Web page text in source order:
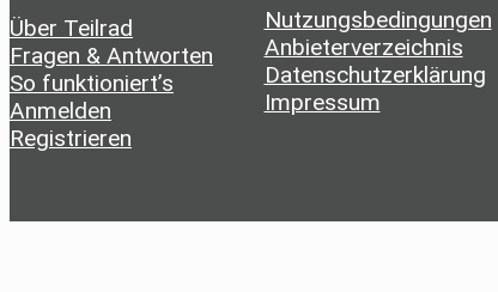
Über Teilrad
Fragen & Antworten
So funktioniert’s
Anmelden
Registrieren
Nutzungsbedingungen
Anbieterverzeichnis
Datenschutzerklärung
Impressum